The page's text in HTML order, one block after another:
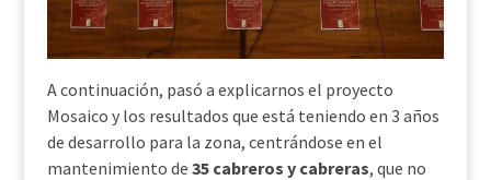
A continuación, pasó a explicarnos el proyecto
Mosaico y los resultados que está teniendo en 3 años
de desarrollo para la zona, centrándose en el
mantenimiento de 35 cabreros y cabreras, que no